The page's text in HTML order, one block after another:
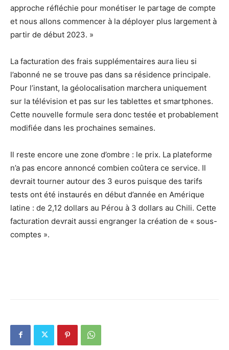
approche réfléchie pour monétiser le partage de compte
et nous allons commencer à la déployer plus largement à
partir de début 2023. »
La facturation des frais supplémentaires aura lieu si
l’abonné ne se trouve pas dans sa résidence principale.
Pour l’instant, la géolocalisation marchera uniquement
sur la télévision et pas sur les tablettes et smartphones.
Cette nouvelle formule sera donc testée et probablement
modifiée dans les prochaines semaines.
Il reste encore une zone d’ombre : le prix. La plateforme
n’a pas encore annoncé combien coûtera ce service. Il
devrait tourner autour des 3 euros puisque des tarifs
tests ont été instaurés en début d’année en Amérique
latine : de 2,12 dollars au Pérou à 3 dollars au Chili. Cette
facturation devrait aussi engranger la création de « sous-
comptes ».